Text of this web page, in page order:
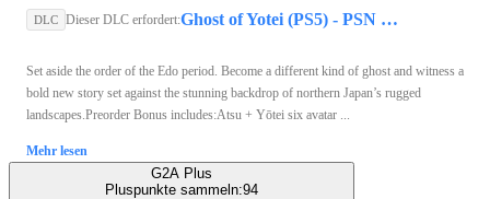
DLC Dieser DLC erfordert: Ghost of Yotei (PS5) - PSN Key - EUROPE
Set aside the order of the Edo period. Become a different kind of ghost and witness a
bold new story set against the stunning backdrop of northern Japan’s rugged
landscapes.Preorder Bonus includes:Atsu + Yōtei six avatar ...
Mehr lesen
G2A Plus
Pluspunkte sammeln:94